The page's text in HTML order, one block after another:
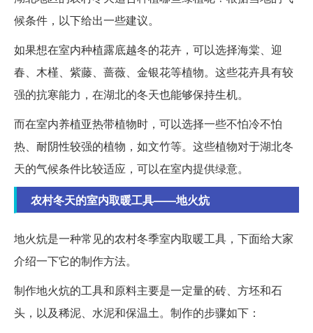
候条件，以下给出一些建议。
如果想在室内种植露底越冬的花卉，可以选择海棠、迎
春、木槿、紫藤、蔷薇、金银花等植物。这些花卉具有较
强的抗寒能力，在湖北的冬天也能够保持生机。
而在室内养植亚热带植物时，可以选择一些不怕冷不怕
热、耐阴性较强的植物，如文竹等。这些植物对于湖北冬
天的气候条件比较适应，可以在室内提供绿意。
农村冬天的室内取暖工具——地火炕
地火炕是一种常见的农村冬季室内取暖工具，下面给大家
介绍一下它的制作方法。
制作地火炕的工具和原料主要是一定量的砖、方坯和石
头，以及稀泥、水泥和保温土。制作的步骤如下：